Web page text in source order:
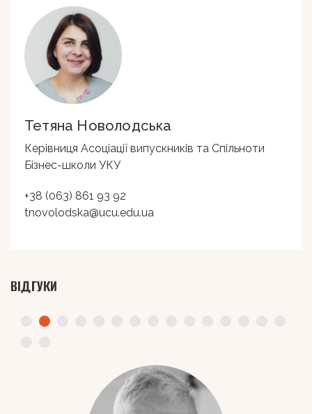
Тетяна Новолодська
Керівниця Асоціації випускників та Спільноти
Бізнес-школи УКУ
+38 (063) 861 93 92
tnovolodska@ucu.edu.ua
ВІДГУКИ